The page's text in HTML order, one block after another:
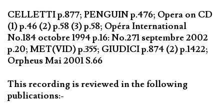
CELLETTI p.877; PENGUIN p.476; Opera on CD
(1) p.46 (2) p.58 (3) p.58; Opéra International
No.184 octobre 1994 p.16: No.271 septembre 2002
p.20; MET(VID) p.355; GIUDICI p.874 (2) p.1422;
Orpheus Mai 2001 S.66
This recording is reviewed in the following
publications:-